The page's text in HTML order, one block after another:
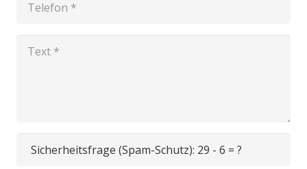
Sicherheitsfrage (Spam-Schutz): 29 - 6 = ?